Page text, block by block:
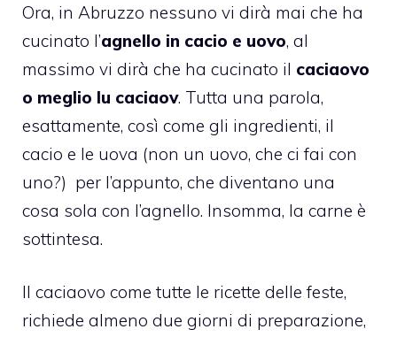
Ora, in Abruzzo nessuno vi dirà mai che ha
cucinato l’agnello in cacio e uovo, al
massimo vi dirà che ha cucinato il caciaovo
o meglio lu caciaov. Tutta una parola,
esattamente, così come gli ingredienti, il
cacio e le uova (non un uovo, che ci fai con
uno?) per l’appunto, che diventano una
cosa sola con l’agnello. Insomma, la carne è
sottintesa.
Il caciaovo come tutte le ricette delle feste,
richiede almeno due giorni di preparazione,